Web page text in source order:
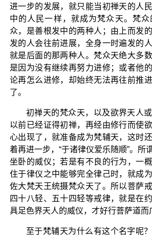
进一步的发展，就只能当初禅天的人
中的人民一样，就成为梵众天。梵
众，是善根发中的两种人；由上而发
发的人会往前进展，全身一时遍发的
就是后面的那两种人。梵众天绝大多
是因为没有继续再努力进修；或者他
论再怎么进修，却始终无法再往前推
了。
初禅天的梵众天，以及欲界天人
以前已经证得初禅，再经由修行而使
心出现了，就准备成为梵辅天，这时
着再进一步，“于诸律仪爱乐随顺”。所
坐卧的威仪；若是有不良的行为，一
住于律仪之中能够完全律己时，就成
佐大梵天王统摄梵众天了。所以菩萨
四十八轻、五十四轻等戒律，就是在
具足色界天人的威仪，才好行菩萨道而
至于梵辅天为什么有这个名字呢